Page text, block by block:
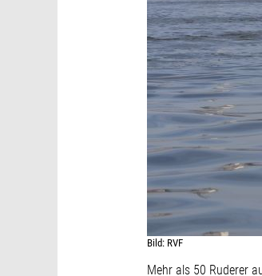
Bild: RVF
Mehr als 50 Ruderer